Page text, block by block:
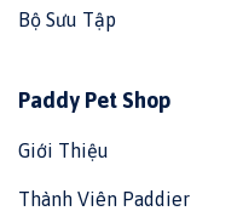
Bộ Sưu Tập
Paddy Pet Shop
Giới Thiệu
Thành Viên Paddier